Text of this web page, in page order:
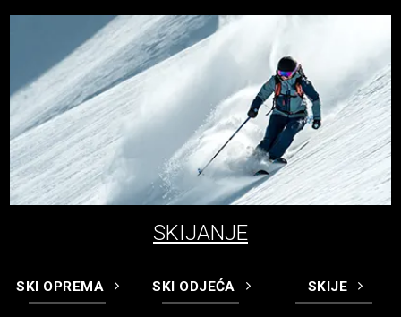
SKIJANJE
SKI OPREMA SKI ODJEĆA SKIJE